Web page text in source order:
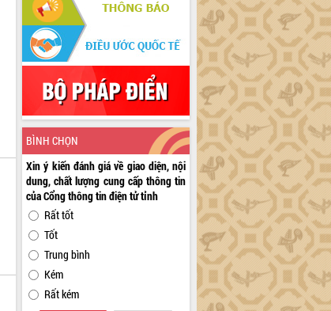
BÌNH CHỌN
Xin ý kiến đánh giá về giao diện, nội
dung, chất lượng cung cấp thông tin
của Cổng thông tin điện tử tỉnh
Rất tốt
Tốt
Trung bình
Kém
Rất kém